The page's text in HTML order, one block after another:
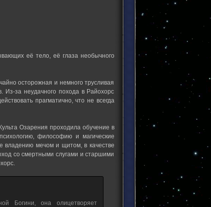
её тело, её глаза необычного
осторожная и немного трусливая
Из-за неудачного похода в Райохорс
прагматично, что не всегда
Озарения проходила обучение в
философию и магические
владению мечом и щитом, в качестве
со смертными слугами и старшими
Богини, она олицетворяет